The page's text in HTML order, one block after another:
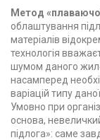
Метод
облаштування
матеріалів
технологія
шумом даного
насамперед
варіацій типу
Умовно при
основа,
підлога»: саме